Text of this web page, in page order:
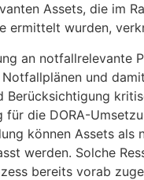
Assets, die im
ermittelt wurden,
an notfallrelevante
und
Berücksichtigung
für die DORA-
können Assets als
werden. Solche
bereits vorab